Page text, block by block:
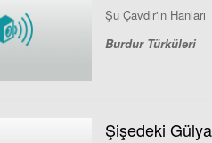
Şu Çavdır'ın Hanları
Burdur Türküleri
Şişedeki